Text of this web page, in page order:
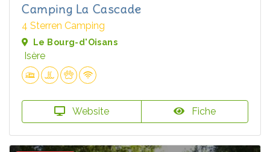
Camping La Cascade
4 Sterren Camping
Le Bourg-d'Oisans
Isère
Website Fiche